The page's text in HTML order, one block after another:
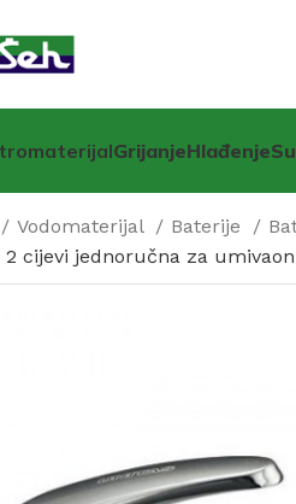
GrijanjeHlađenje
Vodomaterijal Baterije
cijevi jednoručna za